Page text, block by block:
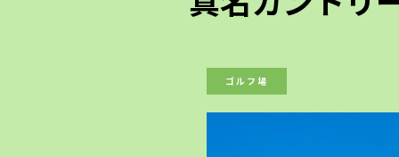
ゴルフ場